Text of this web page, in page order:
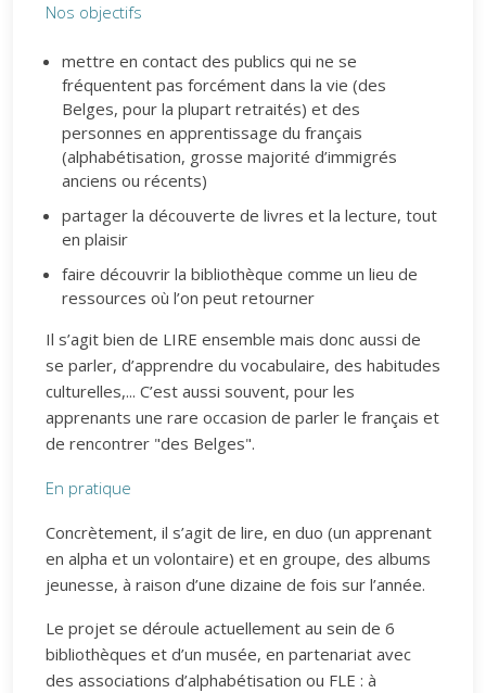
Nos objectifs
mettre en contact des publics qui ne se
fréquentent pas forcément dans la vie (des
Belges, pour la plupart retraités) et des
personnes en apprentissage du français
(alphabétisation, grosse majorité d’immigrés
anciens ou récents)
partager la découverte de livres et la lecture, tout
en plaisir
faire découvrir la bibliothèque comme un lieu de
ressources où l’on peut retourner
Il s’agit bien de LIRE ensemble mais donc aussi de
se parler, d’apprendre du vocabulaire, des habitudes
culturelles,... C’est aussi souvent, pour les
apprenants une rare occasion de parler le français et
de rencontrer "des Belges".
En pratique
Concrètement, il s’agit de lire, en duo (un apprenant
en alpha et un volontaire) et en groupe, des albums
jeunesse, à raison d’une dizaine de fois sur l’année.
Le projet se déroule actuellement au sein de 6
bibliothèques et d’un musée, en partenariat avec
des associations d’alphabétisation ou FLE : à